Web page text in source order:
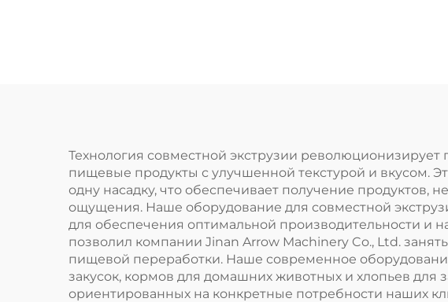
Технология совместной экструзии
пищевые продукты с улучшенной текстурой и вкусом.
одну насадку, что обеспечивает получение продуктов,
ощущения. Наше оборудование для совместной
для обеспечения оптимальной производительности и
позволил компании Jinan Arrow Machinery Co., Ltd.
пищевой переработки. Наше современное
закусок, кормов для домашних животных и хлопьев
ориентированных на конкретные потребности наших